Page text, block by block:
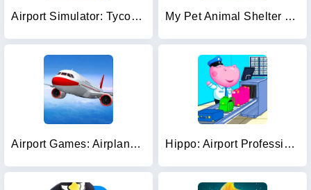
Airport Simulator: Tycoon Inc. My Pet Animal Shelter World
Airport Games: Airplane Games Hippo: Airport Profession Game